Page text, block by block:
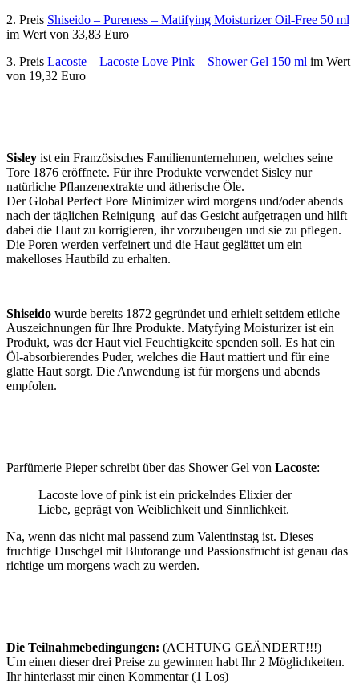
2. Preis Shiseido – Pureness – Matifying Moisturizer Oil-Free 50 ml
im Wert von 33,83 Euro
3. Preis Lacoste – Lacoste Love Pink – Shower Gel 150 ml im Wert
von 19,32 Euro
Sisley ist ein Französisches Familienunternehmen, welches seine
Tore 1876 eröffnete. Für ihre Produkte verwendet Sisley nur
natürliche Pflanzenextrakte und ätherische Öle.
Der Global Perfect Pore Minimizer wird morgens und/oder abends
nach der täglichen Reinigung auf das Gesicht aufgetragen und hilft
dabei die Haut zu korrigieren, ihr vorzubeugen und sie zu pflegen.
Die Poren werden verfeinert und die Haut geglättet um ein
makelloses Hautbild zu erhalten.
Shiseido wurde bereits 1872 gegründet und erhielt seitdem etliche
Auszeichnungen für Ihre Produkte. Matyfying Moisturizer ist ein
Produkt, was der Haut viel Feuchtigkeite spenden soll. Es hat ein
Öl-absorbierendes Puder, welches die Haut mattiert und für eine
glatte Haut sorgt. Die Anwendung ist für morgens und abends
empfolen.
Parfümerie Pieper schreibt über das Shower Gel von Lacoste:
Lacoste love of pink ist ein prickelndes Elixier der
Liebe, geprägt von Weiblichkeit und Sinnlichkeit.
Na, wenn das nicht mal passend zum Valentinstag ist. Dieses
fruchtige Duschgel mit Blutorange und Passionsfrucht ist genau das
richtige um morgens wach zu werden.
Die Teilnahmebedingungen: (ACHTUNG GEÄNDERT!!!)
Um einen dieser drei Preise zu gewinnen habt Ihr 2 Möglichkeiten.
Ihr hinterlasst mir einen Kommentar (1 Los)